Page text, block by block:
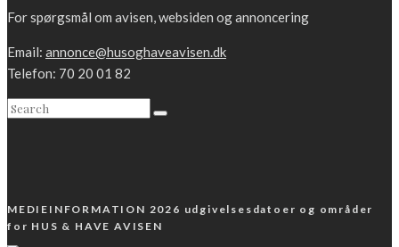
For spørgsmål om avisen, websiden og annoncering
Email: annonce@husoghaveavisen.dk
Telefon: 70 20 01 82
MEDIEINFORMATION 2026 udgivelsesdatoer og områder
for HUS & HAVE AVISEN